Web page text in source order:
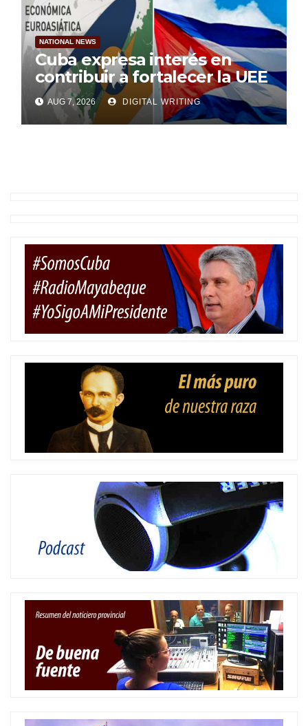
NATIONAL NEWS
Cuba expresa interés en
contribuir a fortalecer la UEE
AUG 7, 2026 DIGITAL WRITING